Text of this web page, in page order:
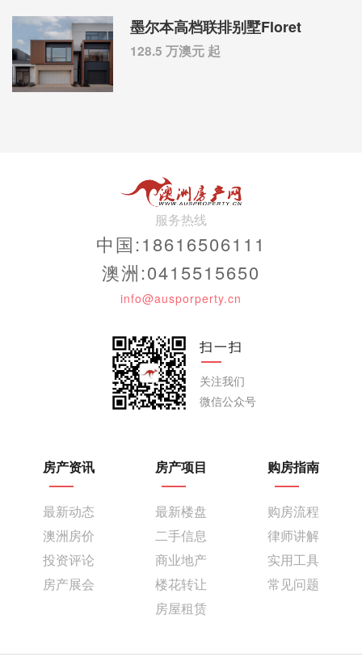
墨尔本高档联排别墅Floret
128.5 万澳元 起
服务热线
中国:18616506111
澳洲:0415515650
info@ausporperty.cn
扫一扫
关注我们
微信公众号
房产资讯
最新动态
澳洲房价
投资评论
房产展会
房产项目
最新楼盘
二手信息
商业地产
楼花转让
房屋租赁
购房指南
购房流程
律师讲解
实用工具
常见问题